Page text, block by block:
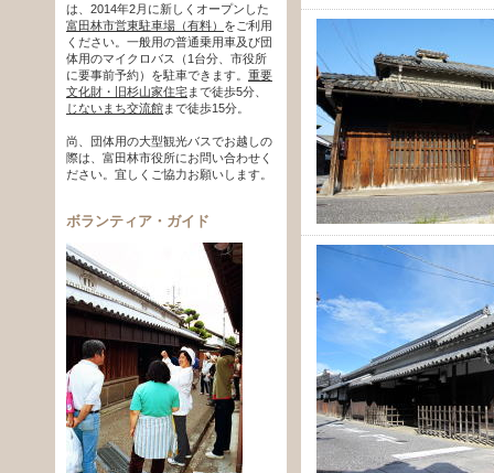
は、2014年2月に新しくオープンした
富田林市営東駐車場（有料） をご利用
ください。一般用の普通乗用車及び団
体用のマイクロバス（1台分、市役所
に要事前予約）を駐車できます。 重要
文化財・旧杉山家住宅まで徒歩5分、
じないまち交流館まで徒歩15分。
尚、団体用の大型観光バスでお越しの
際は、富田林市役所にお問い合わせく
ださい。宜しくご協力お願いします。
ボランティア・ガイド